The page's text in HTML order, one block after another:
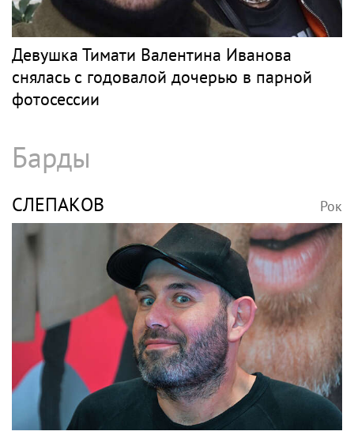
Девушка Тимати Валентина Иванова
снялась с годовалой дочерью в парной
фотосессии
Барды
СЛЕПАКОВ Рок